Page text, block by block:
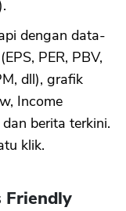
dengan data-
PER, PBV,
dll), grafik
Income
berita terkini.
klik.
Friendly